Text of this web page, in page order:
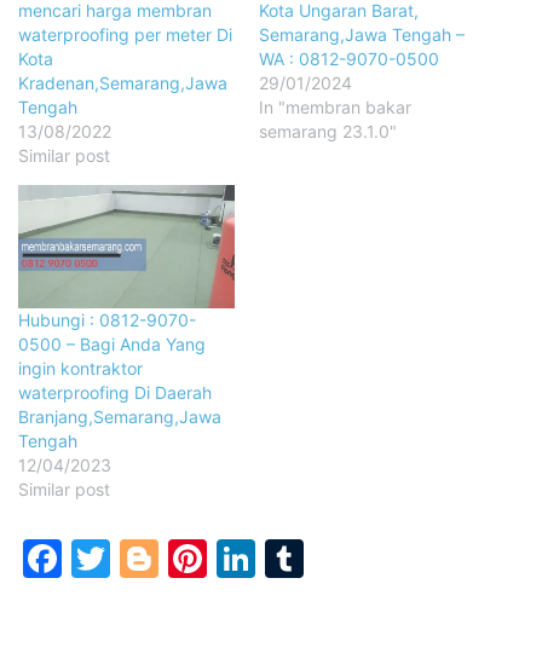
mencari harga membran
waterproofing per meter Di
Kota
Kradenan,Semarang,Jawa
Tengah
13/08/2022
Similar post
Kota Ungaran Barat,
Semarang,Jawa Tengah –
WA : 0812-9070-0500
29/01/2024
In "membran bakar
semarang 23.1.0"
Hubungi : 0812-9070-
0500 – Bagi Anda Yang
ingin kontraktor
waterproofing Di Daerah
Branjang,Semarang,Jawa
Tengah
12/04/2023
Similar post
Facebook
Twitter
Blogger
Pinterest
LinkedIn